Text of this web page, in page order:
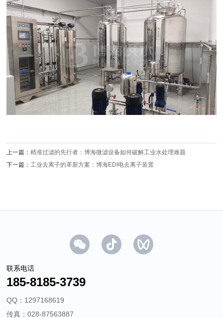
上一篇：精准过滤的先行者：博海微滤设备如何破解工业水处理难题
下一篇：工业去离子的革新方案：博海EDI电去离子装置
联系电话
185-8185-3739
QQ：1297168619
传真：028-87563887